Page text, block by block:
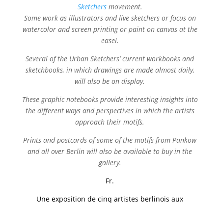
Sketchersmovement.
Some work as illustrators and live sketchers or focus on
watercolor and screen printing or paint on canvas at the
easel.
Several of the Urban Sketchers’ current workbooks and
sketchbooks, in which drawings are made almost daily,
will also be on display.
These graphic notebooks provide interesting insights into
the different ways and perspectives in which the artists
approach their motifs.
Prints and postcards of some of the motifs from Pankow
and all over Berlin will also be available to buy in the
gallery.
Fr.
Une exposition de cinq artistes berlinois aux